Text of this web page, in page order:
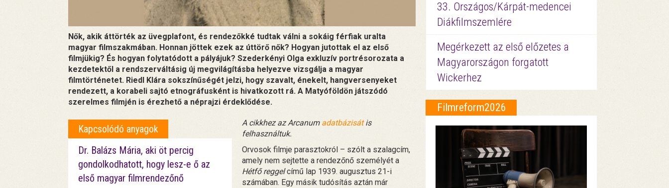
Nők, akik áttörték az üvegplafont, és rendezőkké tudtak válni a sokáig férfiak uralta
magyar filmszakmában. Honnan jöttek ezek az úttörő nők? Hogyan jutottak el az első
filmjükig? És hogyan folytatódott a pályájuk? Szederkényi Olga exkluzív portrésorozata a
kezdetektől a rendszerváltásig új megvilágításba helyezve vizsgálja a magyar
filmtörténetet. Riedl Klára sokszínűségét jelzi, hogy szavalt, énekelt, hangversenyeket
rendezett, a korabeli sajtó etnográfusként is hivatkozott rá. A Matyóföldön játszódó
szerelmes filmjén is érezhető a néprajzi érdeklődése.
Kapcsolódó anyagok
Dr. Balázs Mária, aki öt percig
gondolkodhatott, hogy lesz-e ő az
első magyar filmrendezőnő
A cikkhez az Arcanum adatbázisátis
felhasználtuk.
Orvosok filmje parasztokról – szólt a szalagcím,
amely nem sejtette a rendezőnő személyét a
Hétfő reggelcímű lap 1939. augusztus 21-i
számában. Egy másik tudósítás aztán már
33. Országos/Kárpát-medencei
Diákfilmszemlére
Megérkezett az első előzetes a
Magyarországon forgatott
Wickerhez
Filmreform2026